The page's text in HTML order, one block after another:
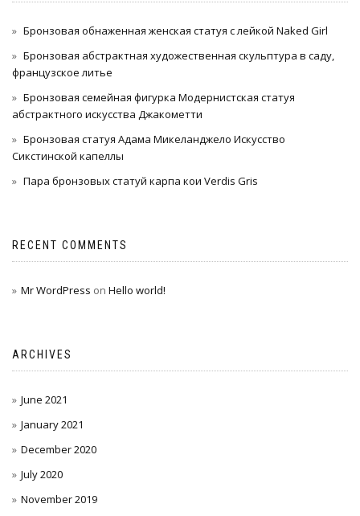
Бронзовая обнаженная женская статуя с лейкой Naked Girl
Бронзовая абстрактная художественная скульптура в саду,
французское литье
Бронзовая семейная фигурка Модернистская статуя
абстрактного искусства Джакометти
Бронзовая статуя Адама Микеланджело Искусство
Сикстинской капеллы
Пара бронзовых статуй карпа кои Verdis Gris
RECENT COMMENTS
Mr WordPress on Hello world!
ARCHIVES
June 2021
January 2021
December 2020
July 2020
November 2019